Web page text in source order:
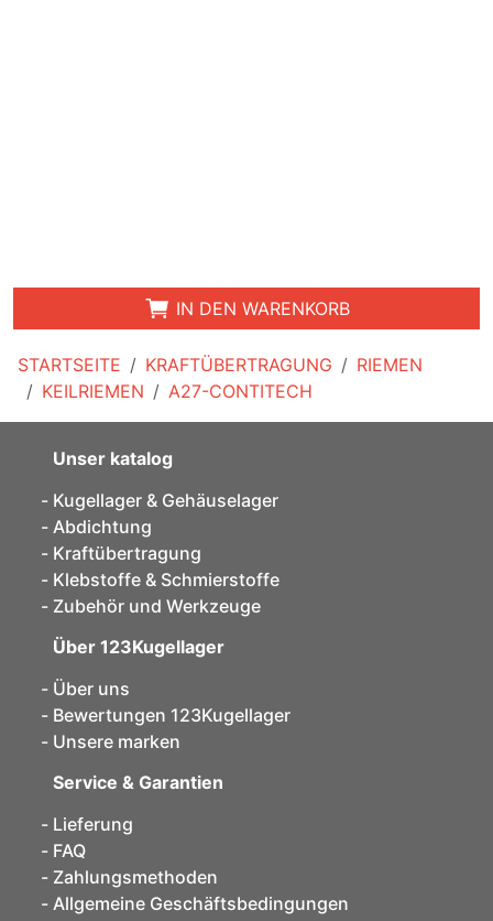
STARTSEITE KRAFTÜBERTRAGUNG
RIEMEN
KEILRIEMEN
A27-CONTITECH
IN DEN WARENKORB
Unser katalog
Kugellager & Gehäuselager
Abdichtung
Kraftübertragung
Klebstoffe & Schmierstoffe
Zubehör und Werkzeuge
Über 123Kugellager
Über uns
Bewertungen 123Kugellager
Unsere marken
Service & Garantien
Lieferung
FAQ
Zahlungsmethoden
Allgemeine Geschäftsbedingungen